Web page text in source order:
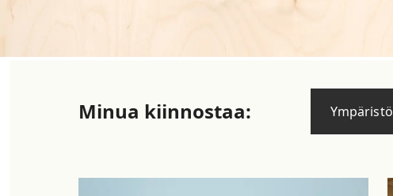
Minua kiinnostaa: Ympäristö